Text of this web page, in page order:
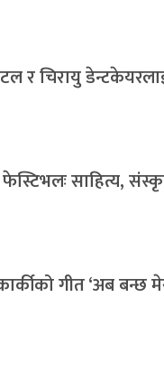
र चिरायु
साहित्य,
गीत ‘अब बन्छ